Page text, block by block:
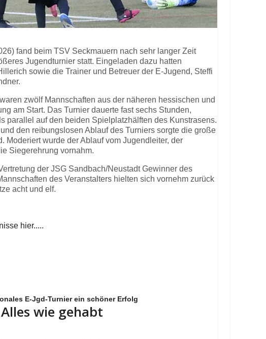
fand beim TSV Seckmauern nach sehr langer Zeit
Jugendturnier statt. Eingeladen dazu hatten
sowie die Trainer und Betreuer der E-Jugend, Steffi
zwölf Mannschaften aus der näheren hessischen und
am Start. Das Turnier dauerte fast sechs Stunden,
parallel auf den beiden Spielplatzhälften des Kunstrasens.
den reibungslosen Ablauf des Turniers sorgte die große
Moderiert wurde der Ablauf vom Jugendleiter, der
Siegerehrung vornahm.
der JSG Sandbach/Neustadt Gewinner des
des Veranstalters hielten sich vornehm zurück
acht und elf.
hier.....
E-Jgd-Turnier ein schöner Erfolg
wie gehabt